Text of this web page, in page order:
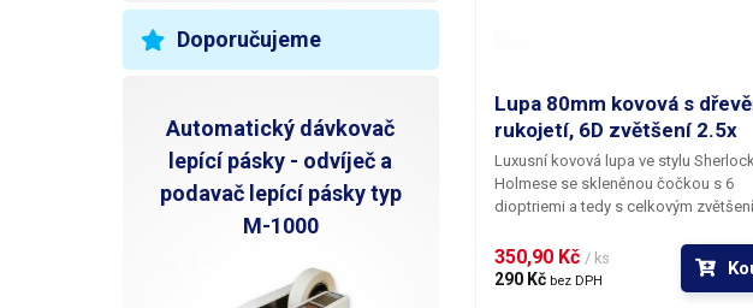
Doporučujeme
Automatický dávkovač
lepící pásky - odvíječ a
podavač lepící pásky typ
M-1000
Lupa 80mm kovová s
rukojetí, 6D zvětšení 2.5x
Luxusní kovová lupa ve stylu
Holmese se skleněnou čočkou s 6
dioptriemi a tedy s celkovým
rámeček zlaté barvy a dřevěnou
Ideální pro čtení drobného písma. Průměr
čočky: 66mm (viditelný) Celkový
350,90 Kč / ks
290 Kč bez DPH